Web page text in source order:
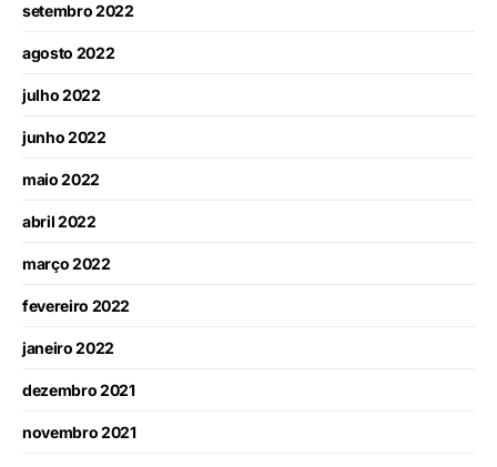
setembro 2022
agosto 2022
julho 2022
junho 2022
maio 2022
abril 2022
março 2022
fevereiro 2022
janeiro 2022
dezembro 2021
novembro 2021